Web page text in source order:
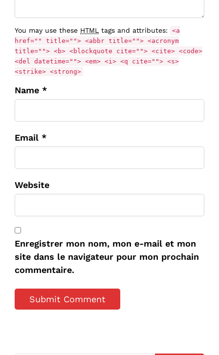
You may use these HTML tags and attributes:
<a
href="" title=""> <abbr title=""> <acronym
title=""> <b> <blockquote cite=""> <cite> <code>
<del datetime=""> <em> <i> <q cite=""> <s>
<strike> <strong>
Name *
Email *
Website
Enregistrer mon nom, mon e-mail et mon
site dans le navigateur pour mon prochain
commentaire.